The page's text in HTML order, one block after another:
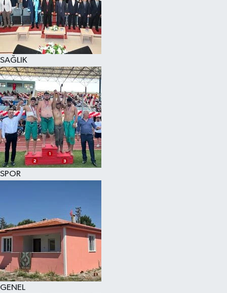
SAĞLIK
SPOR
GENEL
KÜLTÜR SANAT
MAGAZİN
SAĞLIK
SİYASET
SPOR
TEKNOLOJİ